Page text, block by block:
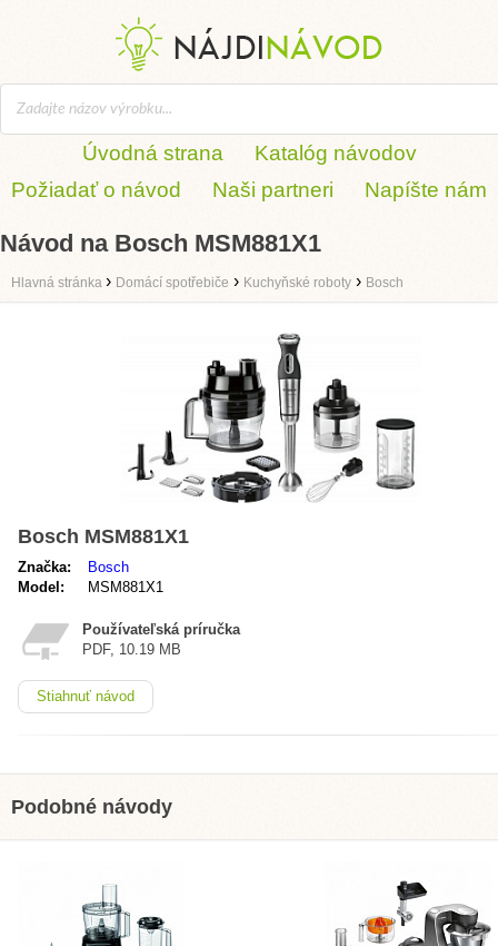
Úvodná strana
Katalóg návodov
Požiadať o návod
Naši partneri Napíšte nám
Návod na Bosch MSM881X1
Hlavná stránka › Domácí spotřebiče › Kuchyňské roboty › Bosch
Bosch MSM881X1
Značka:
Bosch
Model:
MSM881X1
Používateľská príručka
PDF, 10.19 MB
Stiahnuť návod
Podobné návody